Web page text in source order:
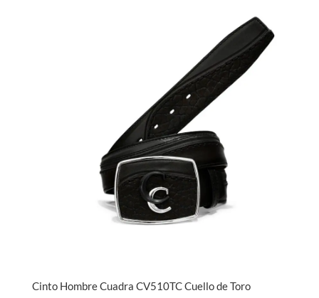
Cinto Hombre Cuadra CV510TC Cuello de Toro